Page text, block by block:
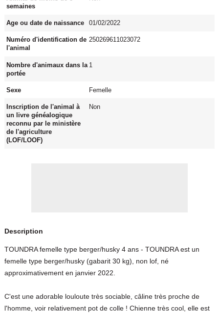
semaines
Age ou date de naissance 01/02/2022
Numéro d'identification de
l'animal
250269611023072
Nombre d'animaux dans la
portée
1
Sexe Femelle
Inscription de l'animal à
un livre généalogique
reconnu par le ministère
de l'agriculture
(LOF/LOOF)
Non
Description
TOUNDRA femelle type berger/husky 4 ans - TOUNDRA est un
femelle type berger/husky (gabarit 30 kg), non lof, né
approximativement en janvier 2022.
C'est une adorable louloute très sociable, câline très proche de
l'homme, voir relativement pot de colle ! Chienne très cool, elle est